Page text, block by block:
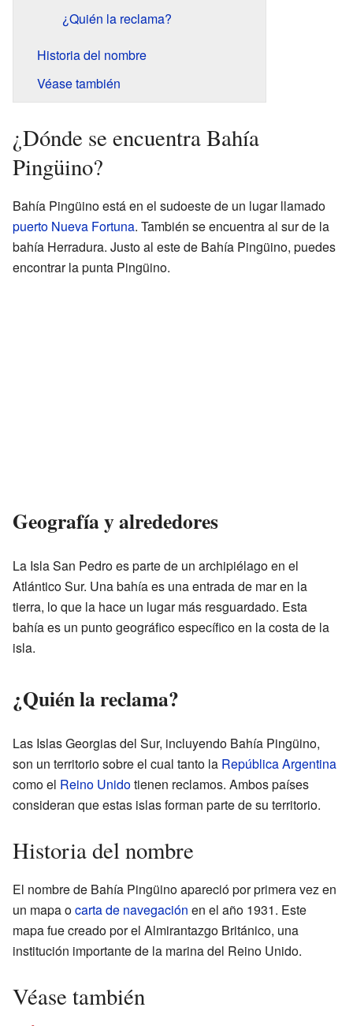
¿Quién la reclama?
Historia del nombre
Véase también
¿Dónde se encuentra Bahía
Pingüino?
Bahía Pingüino está en el sudoeste de un lugar llamado
puerto Nueva Fortuna. También se encuentra al sur de la
bahía Herradura. Justo al este de Bahía Pingüino, puedes
encontrar la punta Pingüino.
Geografía y alrededores
La Isla San Pedro es parte de un archipiélago en el
Atlántico Sur. Una bahía es una entrada de mar en la
tierra, lo que la hace un lugar más resguardado. Esta
bahía es un punto geográfico específico en la costa de la
isla.
¿Quién la reclama?
Las Islas Georgias del Sur, incluyendo Bahía Pingüino,
son un territorio sobre el cual tanto la República Argentina
como el Reino Unidotienen reclamos. Ambos países
consideran que estas islas forman parte de su territorio.
Historia del nombre
El nombre de Bahía Pingüino apareció por primera vez en
un mapa ocarta de navegación en el año 1931. Este
mapa fue creado por el Almirantazgo Británico, una
institución importante de la marina del Reino Unido.
Véase también